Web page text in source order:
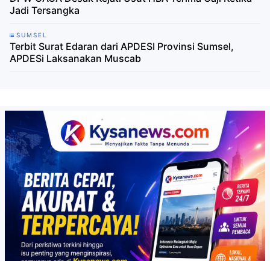
Jadi Tersangka
SUMSEL
Terbit Surat Edaran dari APDESI Provinsi Sumsel,
APDESi Laksanakan Muscab